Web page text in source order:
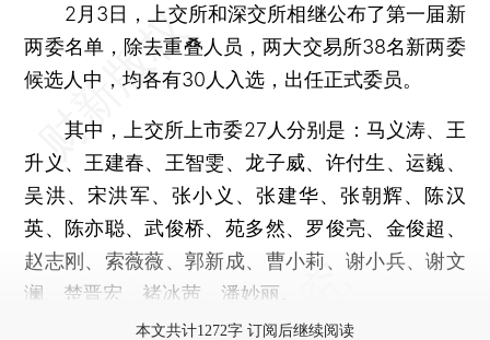
2月3日，上交所和深交所相继公布了第一届新
两委名单，除去重叠人员，两大交易所38名新两委
候选人中，均各有30人入选，出任正式委员。
其中，上交所上市委27人分别是：马义涛、王
升义、王建春、王智雯、龙子威、许付生、运巍、
吴洪、宋洪军、张小义、张建华、张朝辉、陈汉
英、陈亦聪、武俊桥、苑多然、罗俊亮、金俊超、
赵志刚、索薇薇、郭新成、曹小莉、谢小兵、谢文
澜、楚晋宏、褚冰茜、潘妙丽。
本文共计1272字 订阅后继续阅读